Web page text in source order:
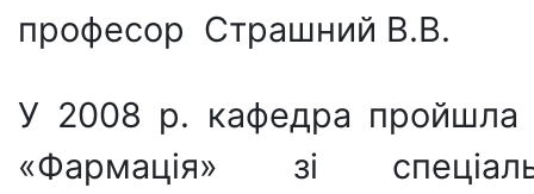
професор Страшний В.В.
У 2008 р. кафедра пройшла
«Фармація» зі